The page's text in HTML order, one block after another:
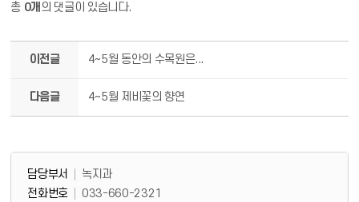
총 0개의 댓글이 있습니다.
이전글 4~5월 동안의 수목원은...
다음글 4~5월 제비꽃의 향연
담당부서 정보 & 컨텐츠 만족도 조사 담당부서 정보
담당부서
녹지과
전화번호
033-660-2321